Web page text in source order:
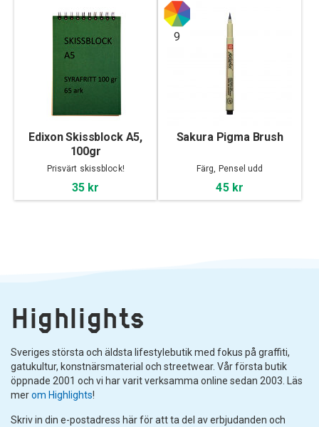
Edixon Skissblock A5,
100gr
Prisvärt skissblock!
35 kr
9
Sakura Pigma Brush
Färg, Pensel udd
45 kr
Highlights
Sveriges största och äldsta lifestylebutik med fokus på graffiti,
gatukultur, konstnärsmaterial och streetwear. Vår första butik
öppnade 2001 och vi har varit verksamma online sedan 2003. Läs
merom Highlights!
Skriv in din e-postadress här för att ta del av erbjudanden och